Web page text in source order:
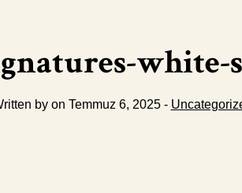
white-
by on Temmuz 6, 2025 -